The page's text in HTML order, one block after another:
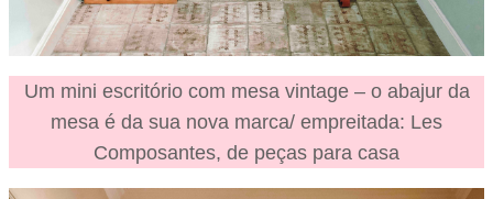
Um mini escritório com mesa vintage – o abajur da
mesa é da sua nova marca/ empreitada: Les
Composantes, de peças para casa